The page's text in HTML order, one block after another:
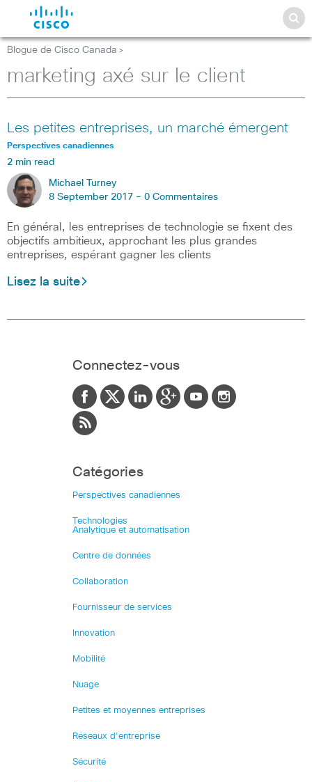
Blogue de Cisco Canada >
marketing axé sur le client
Les petites entreprises, un marché émergent
Perspectives canadiennes
2 min read
Michael Turney
8 September 2017 - 0 Commentaires
En général, les entreprises de technologie se fixent des
objectifs ambitieux, approchant les plus grandes
entreprises, espérant gagner les clients
Lisez la suite
Connectez-vous
Catégories
Perspectives canadiennes
Technologies
Analytique et automatisation
Centre de données
Collaboration
Fournisseur de services
Innovation
Mobilité
Nuage
Petites et moyennes entreprises
Réseaux d’entreprise
Sécurité